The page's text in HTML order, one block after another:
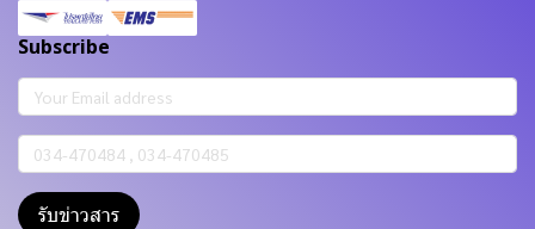
Subscribe
รับข่าวสาร